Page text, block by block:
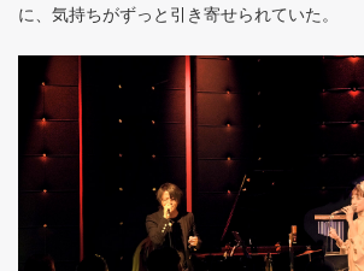
に、気持ちがずっと引き寄せられていた。